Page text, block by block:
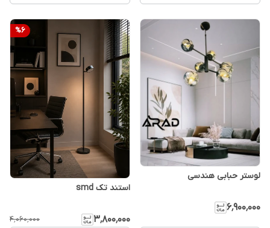
لوستر حبابی هندسی
۶٬۹۰۰٬۰۰۰
%6
استند تک smd
۳٬۸۰۰٬۰۰۰ ۴٬۰۶۰٬۰۰۰